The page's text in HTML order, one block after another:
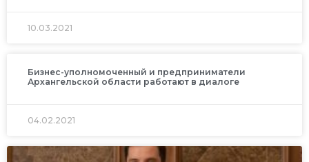
10.03.2021
Бизнес-уполномоченный и предприниматели
Архангельской области работают в диалоге
04.02.2021